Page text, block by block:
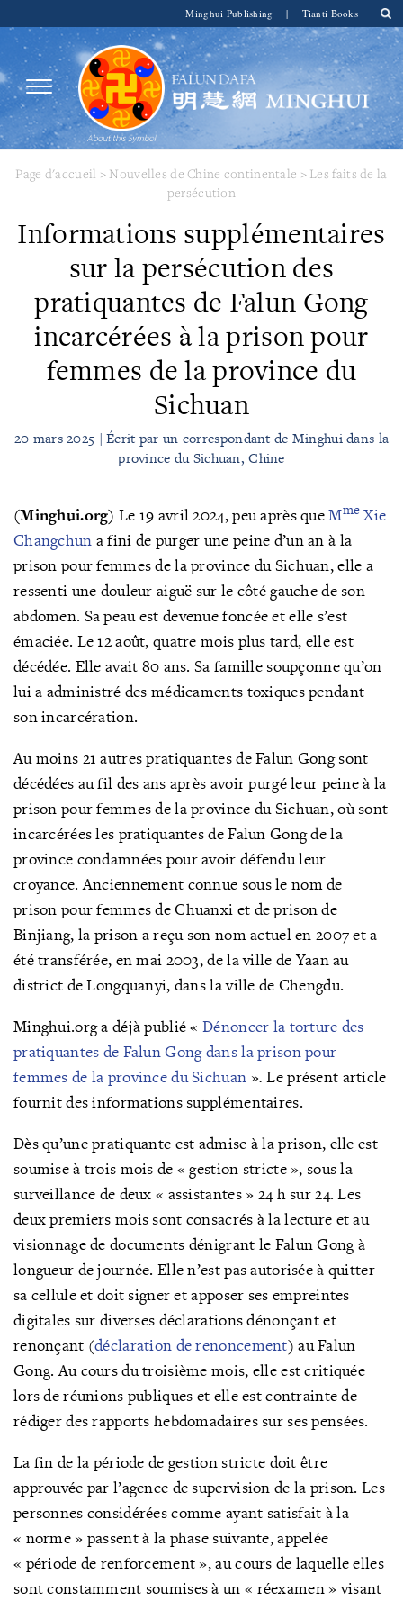
Minghui Publishing | Tianti Books
Page d'accueil > Nouvelles de Chine continentale > Les faits de la
persécution
Informations supplémentaires
sur la persécution des
pratiquantes de Falun Gong
incarcérées à la prison pour
femmes de la province du
Sichuan
20 mars 2025 | Écrit par un correspondant de Minghui dans la
province du Sichuan, Chine
(Minghui.org) Le 19 avril 2024, peu après queMme Xie
Changchun a fini de purger une peine d’un an à la
prison pour femmes de la province du Sichuan, elle a
ressenti une douleur aiguë sur le côté gauche de son
abdomen. Sa peau est devenue foncée et elle s’est
émaciée. Le 12 août, quatre mois plus tard, elle est
décédée. Elle avait 80 ans. Sa famille soupçonne qu’on
lui a administré des médicaments toxiques pendant
son incarcération.
Au moins 21 autres pratiquantes de Falun Gong sont
décédées au fil des ans après avoir purgé leur peine à la
prison pour femmes de la province du Sichuan, où sont
incarcérées les pratiquantes de Falun Gong de la
province condamnées pour avoir défendu leur
croyance. Anciennement connue sous le nom de
prison pour femmes de Chuanxi et de prison de
Binjiang, la prison a reçu son nom actuel en 2007 et a
été transférée, en mai 2003, de la ville de Yaan au
district de Longquanyi, dans la ville de Chengdu.
Minghui.org a déjà publié «Dénoncer la torture des
pratiquantes de Falun Gong dans la prison pour
femmes de la province du Sichuan ». Le présent article
fournit des informations supplémentaires.
Dès qu’une pratiquante est admise à la prison, elle est
soumise à trois mois de « gestion stricte », sous la
surveillance de deux « assistantes » 24 h sur 24. Les
deux premiers mois sont consacrés à la lecture et au
visionnage de documents dénigrant le Falun Gong à
longueur de journée. Elle n’est pas autorisée à quitter
sa cellule et doit signer et apposer ses empreintes
digitales sur diverses déclarations dénonçant et
renonçant (déclaration de renoncement) au Falun
Gong. Au cours du troisième mois, elle est critiquée
lors de réunions publiques et elle est contrainte de
rédiger des rapports hebdomadaires sur ses pensées.
La fin de la période de gestion stricte doit être
approuvée par l’agence de supervision de la prison. Les
personnes considérées comme ayant satisfait à la
« norme » passent à la phase suivante, appelée
« période de renforcement », au cours de laquelle elles
sont constamment soumises à un « réexamen » visant